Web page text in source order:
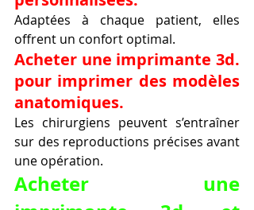
Adaptées à chaque patient, elles
offrent un confort optimal.
Acheter une imprimante 3d.
pour imprimer des modèles
anatomiques.
Les chirurgiens peuvent s’entraîner
sur des reproductions précises avant
une opération.
Acheter une